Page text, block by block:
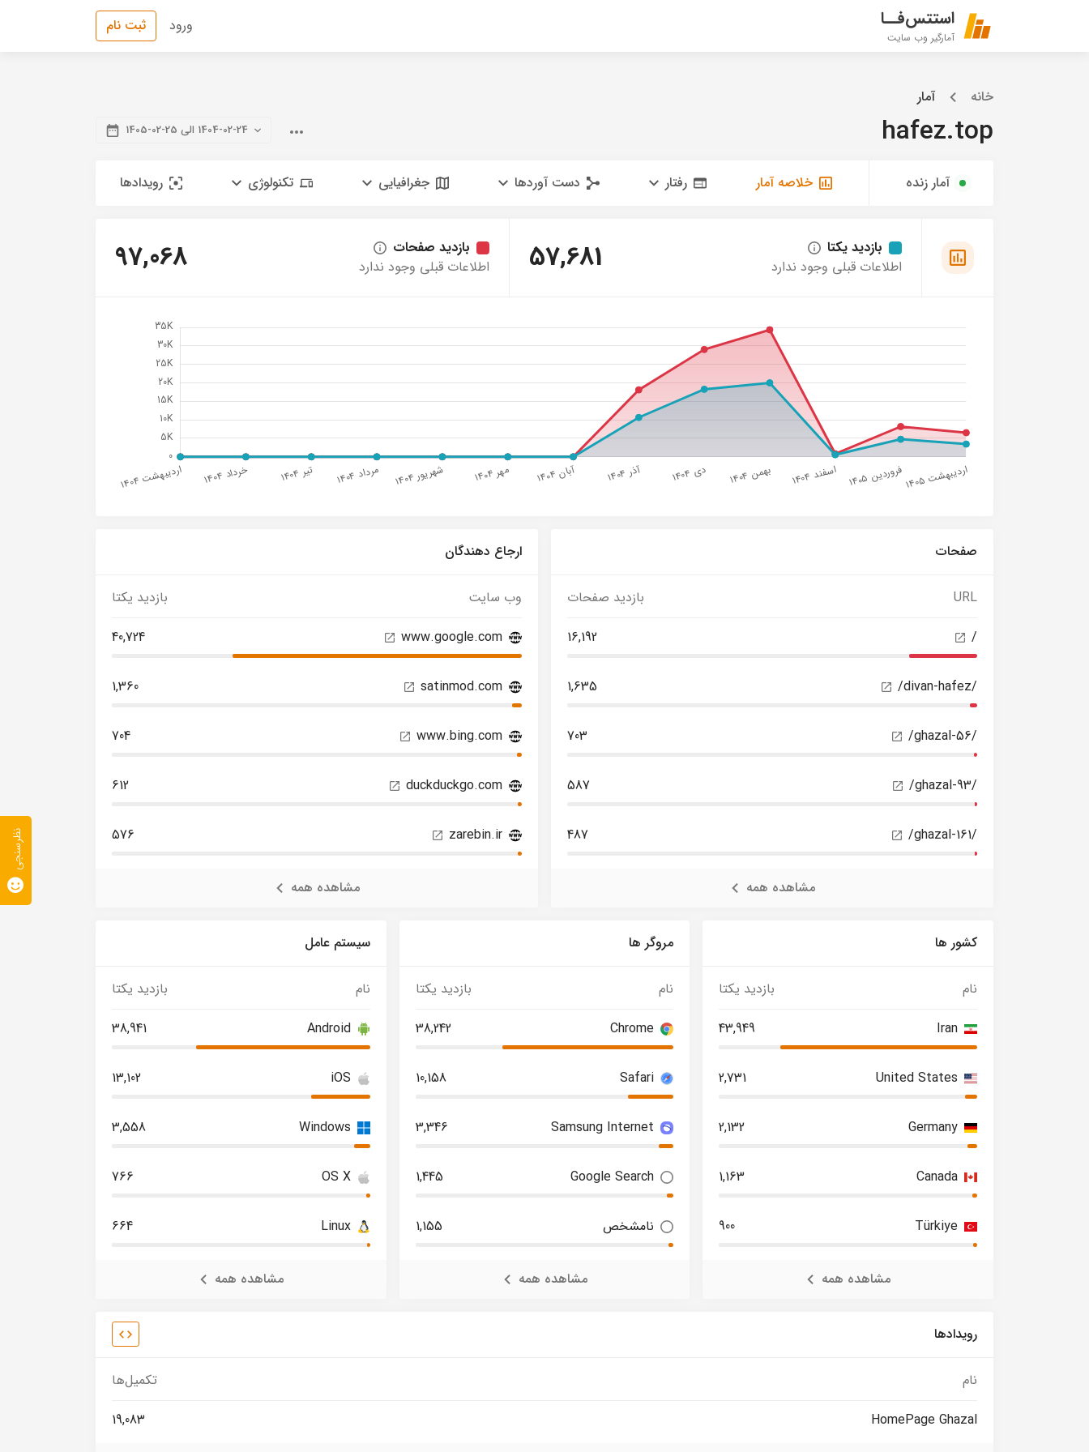
استتس‌فــا
آمارگیر وب سایت
ورود ثبت نام
خانه آمار
hafez.top 1404-02-24 الی 25-02-1405
آمار زنده خلاصه آمار رفتار دست آوردها جغرافیایی تکنولوژی رویدادها
بازدید یکتا
اطلاعات قبلی وجود ندارد
57,681
بازدید صفحات
اطلاعات قبلی وجود ندارد
97,068
صفحات
URL
بازدید صفحات
/
16,192
/divan-hafez/
1,635
/ghazal-56/
703
/ghazal-93/
587
/ghazal-161/
487
مشاهده همه
ارجاع دهندگان
وب سایت
بازدید یکتا
www.google.com
40,724
satinmod.com
1,360
www.bing.com
704
duckduckgo.com
612
zarebin.ir
576
مشاهده همه
کشور ها
نام
بازدید یکتا
Iran
43,949
United States
2,731
Germany
2,132
Canada
1,163
Türkiye
900
مشاهده همه
مروگر ها
نام
بازدید یکتا
Chrome
38,242
Safari
10,158
Samsung Internet
3,346
Google Search
1,445
نامشخص 1,155
مشاهده همه
سیستم عامل
نام
بازدید یکتا
Android
38,941
iOS
13,102
Windows
3,558
OS X
766
Linux
664
مشاهده همه
رویدادها
نام
تکمیل‌ها
HomePage Ghazal
19,083
نظرسنجی